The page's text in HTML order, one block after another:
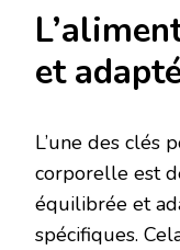
et
L’une des clés
corporelle est
équilibrée et
spécifiques.